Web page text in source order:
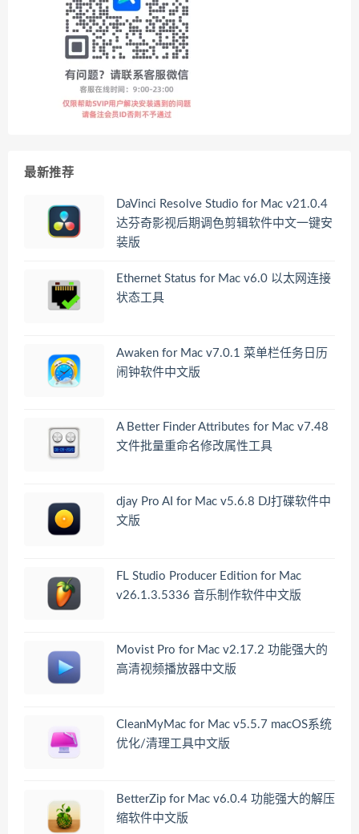
最新推荐
DaVinci Resolve Studio for Mac v21.0.4
达芬奇影视后期调色剪辑软件中文一键安
装版
Ethernet Status for Mac v6.0 以太网连接
状态工具
Awaken for Mac v7.0.1 菜单栏任务日历
闹钟软件中文版
A Better Finder Attributes for Mac v7.48
文件批量重命名修改属性工具
djay Pro AI for Mac v5.6.8 DJ打碟软件中
文版
FL Studio Producer Edition for Mac
v26.1.3.5336 音乐制作软件中文版
Movist Pro for Mac v2.17.2 功能强大的
高清视频播放器中文版
CleanMyMac for Mac v5.5.7 macOS系统
优化/清理工具中文版
BetterZip for Mac v6.0.4 功能强大的解压
缩软件中文版